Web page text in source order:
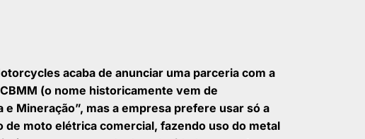
acaba de anunciar uma parceria com a
(o nome historicamente vem de
Mineração”, mas a empresa prefere usar só a
de moto elétrica comercial, fazendo uso do metal